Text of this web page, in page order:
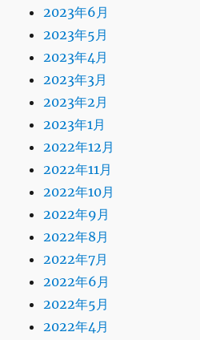
2023年6月
2023年5月
2023年4月
2023年3月
2023年2月
2023年1月
2022年12月
2022年11月
2022年10月
2022年9月
2022年8月
2022年7月
2022年6月
2022年5月
2022年4月